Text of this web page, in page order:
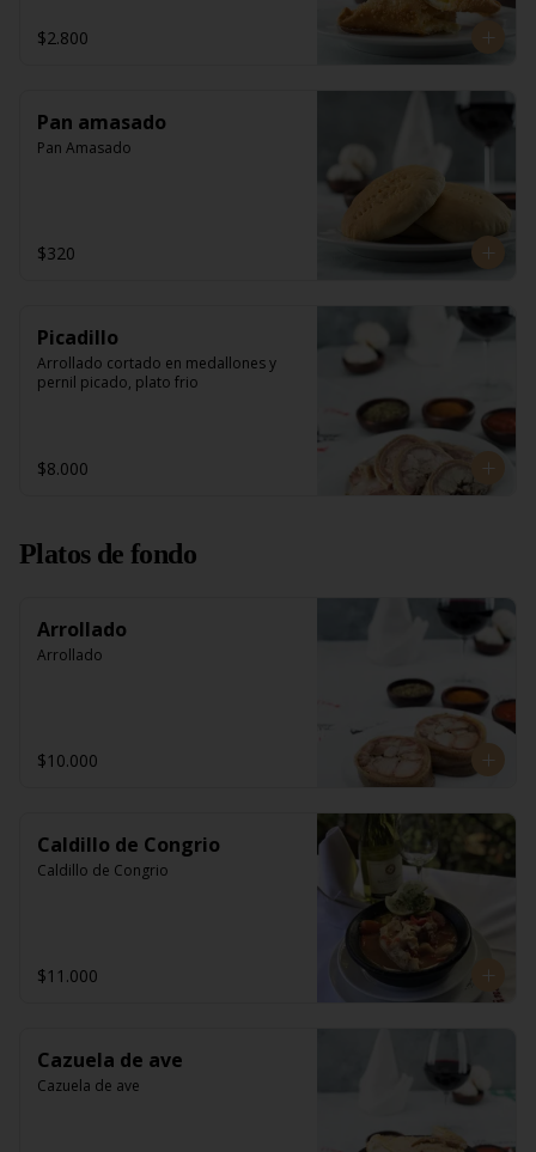
$2.800
Pan amasado
Pan Amasado
$320
Picadillo
Arrollado cortado en medallones y
pernil picado, plato frio
$8.000
Platos de fondo
Arrollado
Arrollado
$10.000
Caldillo de Congrio
Caldillo de Congrio
$11.000
Cazuela de ave
Cazuela de ave